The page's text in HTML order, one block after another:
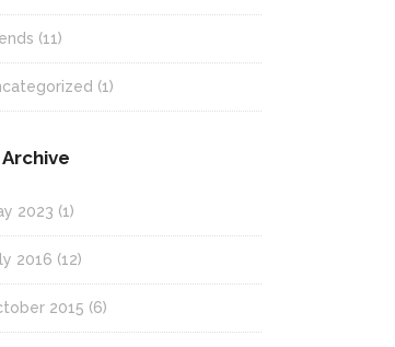
(11)
(1)
Archive
2023 (1)
2016 (12)
2015 (6)